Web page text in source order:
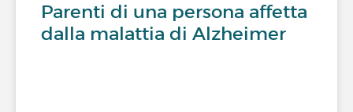
Parenti di una persona affetta
dalla malattia di Alzheimer